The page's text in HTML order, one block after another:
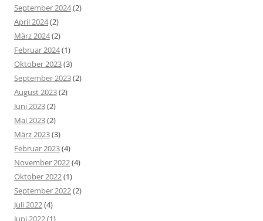
September 2024(2)
April 2024(2)
März 2024(2)
Februar 2024(1)
Oktober 2023(3)
September 2023(2)
August 2023(2)
Juni 2023(2)
Mai 2023(2)
März 2023(3)
Februar 2023(4)
November 2022(4)
Oktober 2022(1)
September 2022(2)
Juli 2022(4)